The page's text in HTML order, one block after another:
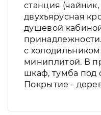
станция (чайник,
двухъярусная
душевой
с
миниплитой. В
шкаф, тумба под
Покрытие -